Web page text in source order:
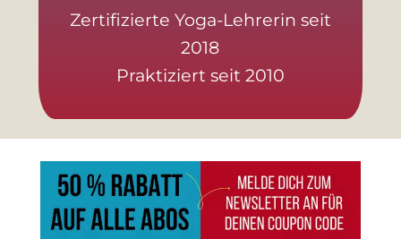
Zertifizierte Yoga-Lehrerin seit
2018
Praktiziert seit 2010